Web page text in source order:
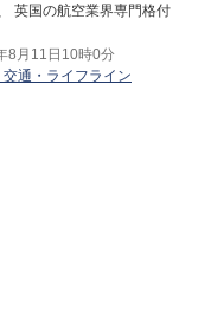
英国の航空業界専門格付
社が実施した国際空港
Airport Awards 2021」
「Regional Airport」、
8月11日10時0分
交通・ライフライン